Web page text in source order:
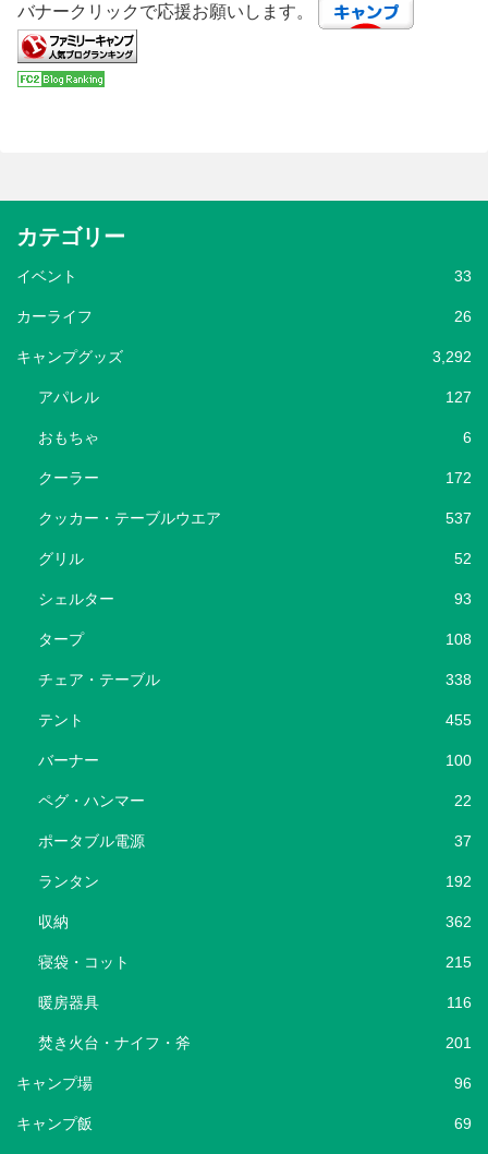
バナークリックで応援お願いします。
カテゴリー
イベント 33
カーライフ 26
キャンプグッズ 3,292
アパレル 127
おもちゃ 6
クーラー 172
クッカー・テーブルウエア 537
グリル 52
シェルター 93
タープ 108
チェア・テーブル 338
テント 455
バーナー 100
ペグ・ハンマー 22
ポータブル電源 37
ランタン 192
収納 362
寝袋・コット 215
暖房器具 116
焚き火台・ナイフ・斧 201
キャンプ場 96
キャンプ飯 69